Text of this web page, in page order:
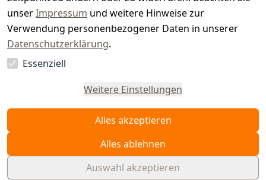
unserImpressum und weitere Hinweise zur
Verwendung personenbezogener Daten in unserer
Datenschutzerklärung.
Essenziell
Weitere Einstellungen
Alles akzeptieren
Alles ablehnen
Auswahl akzeptieren
Vertrag
widerrufen
© WAIDMEISTER 2026